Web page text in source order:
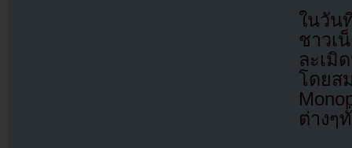
ในวัน
ชาวเ
ละเมิ
โดยส
ต่างๆ